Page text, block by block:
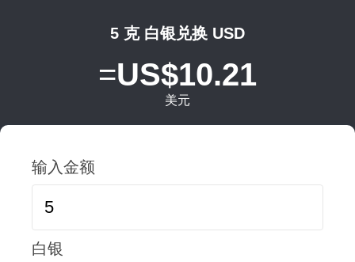
5 克 白银兑换 USD
=US$10.21
美元
输入金额
白银